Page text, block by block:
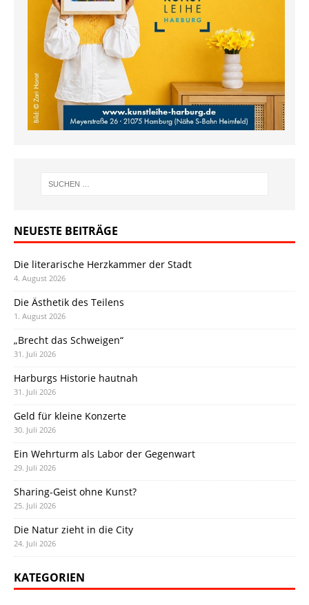
NEUESTE BEITRÄGE
Die literarische Herzkammer der Stadt
4. August 2026
Die Ästhetik des Teilens
1. August 2026
„Brecht das Schweigen“
31. Juli 2026
Harburgs Historie hautnah
31. Juli 2026
Geld für kleine Konzerte
30. Juli 2026
Ein Wehrturm als Labor der Gegenwart
29. Juli 2026
Sharing-Geist ohne Kunst?
25. Juli 2026
Die Natur zieht in die City
24. Juli 2026
KATEGORIEN